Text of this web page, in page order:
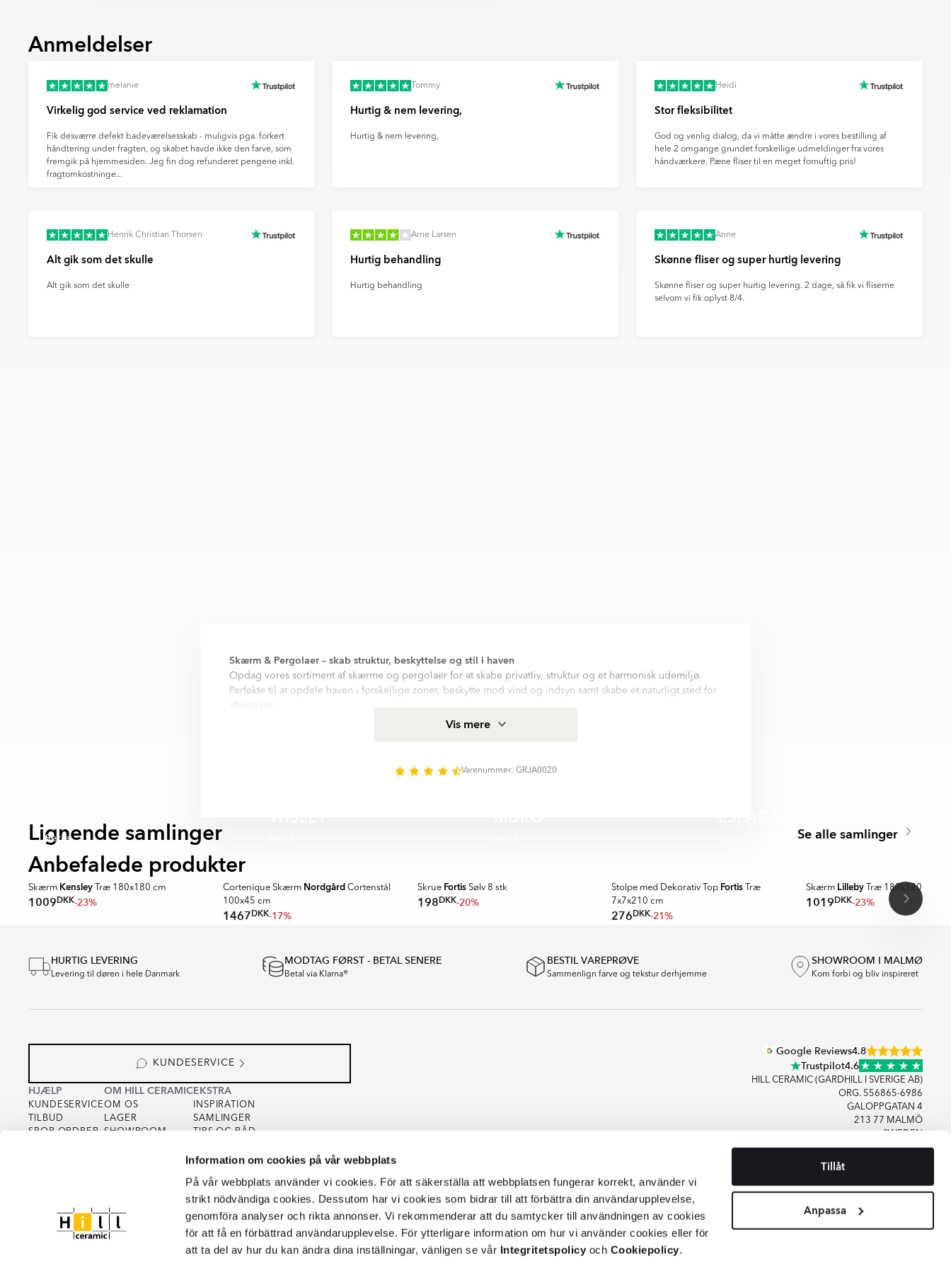
Information om cookies på vår webbplats
På vår webbplats använder vi cookies. För att säkerställa att webbplatsen fungerar korrekt, använder vi
strikt nödvändiga cookies. Dessutom har vi cookies som bidrar till att förbättra din användarupplevelse,
genomföra analyser och rikta annonser. Vi rekommenderar att du samtycker till användningen av cookies
för att få en förbättrad användarupplevelse. För ytterligare information om hur vi använder cookies eller för
att ta del av hur du kan ändra dina inställningar, vänligen se vår Integritetspolicy och Cookiepolicy.
Tillåt
Anpassa
farvegengivelse fra din skærm, kameraindstillinger og andre faktorer.
Scope 1–3-udledninger og driver innovation for fremtidens
bæredygtig fremtid og reducere transportens klimaaftryk.
Anmeldelser
melanie
Virkelig god service ved reklamation
Fik desværre defekt badeværelsesskab - muligvis pga. forkert
håndtering under fragten, og skabet havde ikke den farve, som
fremgik på hjemmesiden. Jeg fin dog refunderet pengene inkl.
fragtomkostninge...
Tommy
Hurtig & nem levering,
Hurtig & nem levering,
Heidi
Stor fleksibilitet
God og venlig dialog, da vi måtte ændre i vores bestilling af
hele 2 omgange grundet forskellige udmeldinger fra vores
håndværkere. Pæne fliser til en meget fornuftig pris!
Henrik Christian Thorsen
Alt gik som det skulle
Alt gik som det skulle
Arne Larsen
Hurtig behandling
Hurtig behandling
Anne
Skønne fliser og super hurtig levering
Skønne fliser og super hurtig levering. 2 dage, så fik vi fliserne
selvom vi fik oplyst 8/4.
Skærm & Pergolaer – skab struktur, beskyttelse og stil i haven
Opdag vores sortiment af skærme og pergolaer for at skabe privatliv, struktur og et harmonisk udemiljø.
Perfekte til at opdele haven i forskellige zoner, beskytte mod vind og indsyn samt skabe et naturligt sted for
afslapning.
Vi tilbyder både produkter og tilbehør til installation, hvilket gør det nemt at tilpasse løsningen efter dine
Skærm Fairford Træ 180x60 cm hjælper dig med at skabe et mere funktionelt og indbydende udemiljø,
Vis mere
Varenummer: GRJA0020
Lignende samlinger Se alle samlinger
Serie
Anbefalede produkter
Skærm KensleyTræ 180x180 cm
1009DKK-23%
SUPER DEALS
Cortenique Skærm Nordgård Cortenstål
100x45 cm
1467DKK-17%
Skrue FortisSølv 8 stk
198DKK-20%
Stolpe med Dekorativ Top Fortis Træ
7x7x210 cm
276DKK-21%
Skærm Lilleby Træ 183x120 cm
1019DKK-23%
of
16
HURTIG LEVERING
Levering til døren i hele Danmark
MODTAG FØRST - BETAL SENERE
Betal via Klarna®
BESTIL VAREPRØVE
Sammenlign farve og tekstur derhjemme
SHOWROOM I MALMØ
Kom forbi og bliv inspireret
KUNDESERVICE
HJÆLP
KUNDESERVICE
TILBUD
SPOR ORDRER
OM HILL CERAMIC
OM OS
LAGER
SHOWROOM
EKSTRA
INSPIRATION
SAMLINGER
TIPS OG RÅD
COOKIEPOLICY
Google Reviews4.8
Trustpilot4.6
HILL CERAMIC (GARDHILL I SVERIGE AB)
ORG. 556865-6986
GALOPPGATAN 4
213 77 MALMÖ
SWEDEN
KONTAKT OS